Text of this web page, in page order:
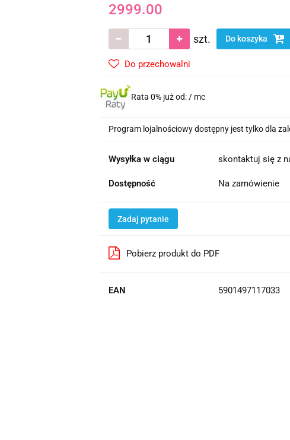
2999.00
szt. Do koszyka
Do przechowalni
Rata 0% już od: / mc
Program lojalnościowy dostępny jest tylko dla
Wysyłka w ciągu skontaktuj się z
Dostępność Na zamówienie
Zadaj pytanie
Pobierz produkt do PDF
EAN 5901497117033